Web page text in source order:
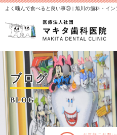
よく噛んで食べると良い事③ | 旭川の歯科・イ
ブログ
BLOG